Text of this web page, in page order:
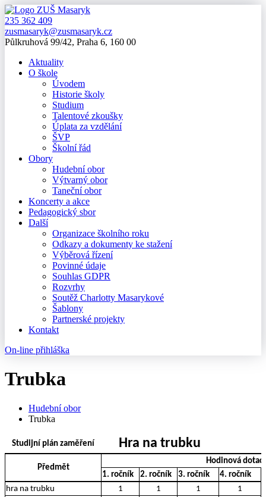
235 362 409
zusmasaryk@zusmasaryk.cz
Půlkruhová 99/42, Praha 6, 160 00
Aktuality
O škole
Úvodem
Historie školy
Studium
Talentové zkoušky
Úplata za vzdělání
ŠVP
Školní řád
Obory
Hudební obor
Výtvarný obor
Taneční obor
Koncerty a akce
Pedagogický sbor
Další
Organizace školního roku
Odkazy a dokumenty ke stažení
Výběrová řízení
Povinné údaje
Souhlas GDPR
Rozvrhy
Soutěž Charlotty Masarykové
Šablony
Partnerské projekty
Kontakt
On-line přihláška
Trubka
Hudební obor
Trubka
Studijní plán zaměření Hra na trubku
Předmět
Hodinová
1. ročník
2. ročník 3. ročník 4. ročník
hra na trubku
1 1 1
1